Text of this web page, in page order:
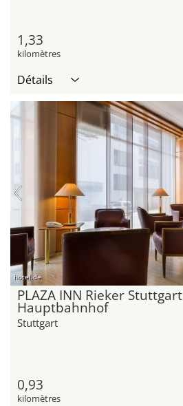
1,33
kilomètres
Détails
hotel.de
PLAZA INN Rieker Stuttgart
Hauptbahnhof
Stuttgart
0,93
kilomètres